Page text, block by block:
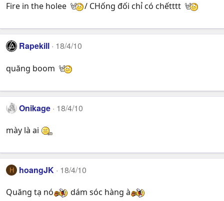
Fire in the holee / CHống đối chỉ có chếtttt
Rapekill 18/4/10
quăng boom
Onikage 18/4/10
mày là ai
H hoangJK 18/4/10
Quăng tạ nó
dám sóc hàng à